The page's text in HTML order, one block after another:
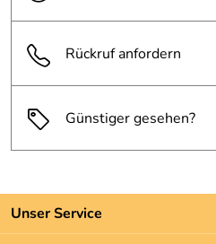
Rückruf anfordern
Günstiger gesehen?
Unser Service